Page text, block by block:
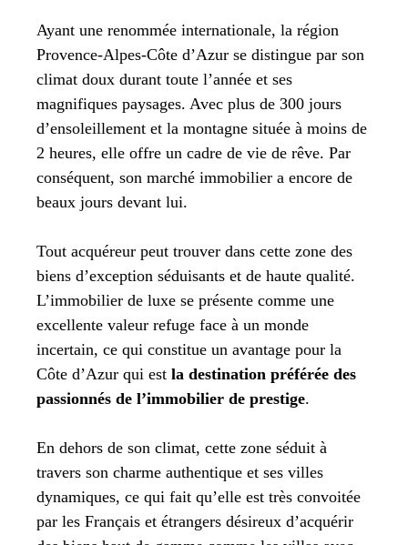
Ayant une renommée internationale, la région
Provence-Alpes-Côte d’Azur se distingue par son
climat doux durant toute l’année et ses
magnifiques paysages. Avec plus de 300 jours
d’ensoleillement et la montagne située à moins de
2 heures, elle offre un cadre de vie de rêve. Par
conséquent, son marché immobilier a encore de
beaux jours devant lui.
Tout acquéreur peut trouver dans cette zone des
biens d’exception séduisants et de haute qualité.
L’immobilier de luxe se présente comme une
excellente valeur refuge face à un monde
incertain, ce qui constitue un avantage pour la
Côte d’Azur qui est la destination préférée des
passionnés de l’immobilier de prestige.
En dehors de son climat, cette zone séduit à
travers son charme authentique et ses villes
dynamiques, ce qui fait qu’elle est très convoitée
par les Français et étrangers désireux d’acquérir